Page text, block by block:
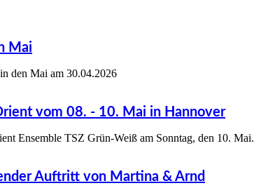
Mai
den Mai am 30.04.2026
vom 08. - 10. Mai in Hannover
Ensemble TSZ Grün-Weiß am Sonntag, den 10. Mai.
Auftritt von Martina & Arnd